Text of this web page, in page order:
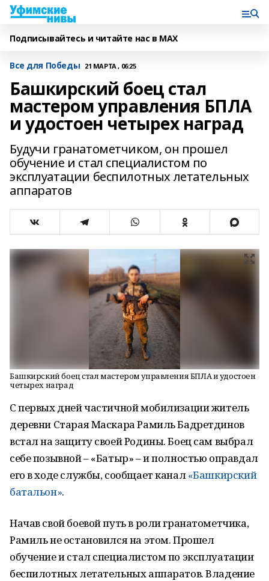
Подписывайтесь и читайте нас в MAX
Все для Победы 21 МАРТА , 06:25
Башкирский боец стал
мастером управления БПЛА
и удостоен четырех наград
Будучи гранатометчиком, он прошел
обучение и стал специалистом по
эксплуатации беспилотных летательных
аппаратов
Башкирский боец стал мастером управления БПЛА и удостоен
четырех наград
С первых дней частичной мобилизации житель
деревни Старая Маскара Рамиль Бадретдинов
встал на защиту своей Родины. Боец сам выбрал
себе позывной – «Батыр» – и полностью оправдал
его в ходе службы, сообщает канал«Башкирский
батальон».
Начав свой боевой путь в роли гранатометчика,
Рамиль не остановился на этом. Прошел
обучение и стал специалистом по эксплуатации
беспилотных летательных аппаратов. Владение